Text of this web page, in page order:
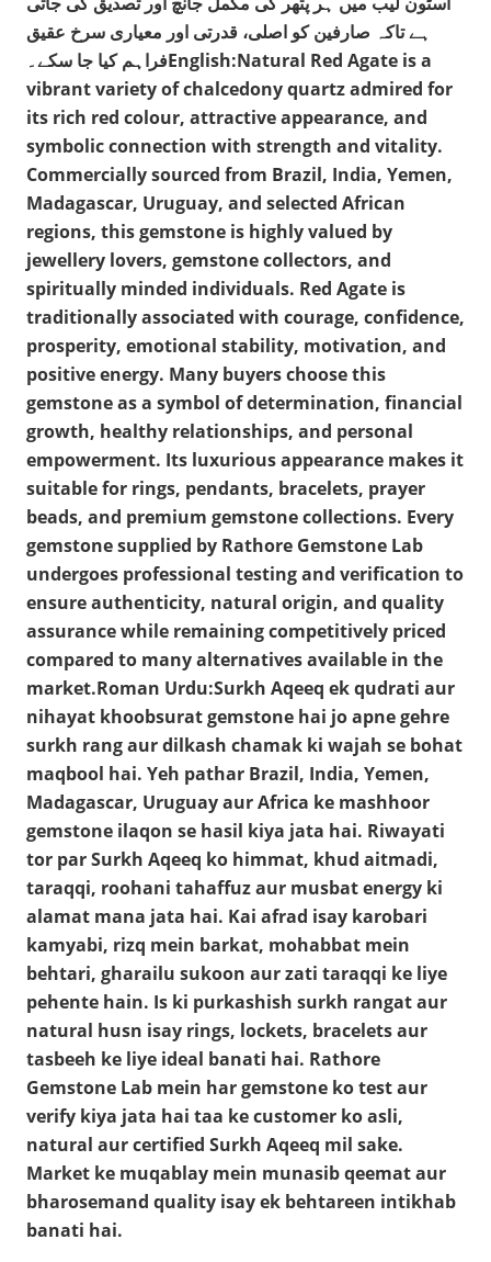
ہے تاکہ صارفین کو اصلی، قدرتی اور معیاری سرخ عقیق
فراہم کیا جا سکے۔English:Natural Red Agate is a
vibrant variety of chalcedony quartz admired for
its rich red colour, attractive appearance, and
symbolic connection with strength and vitality.
Commercially sourced from Brazil, India, Yemen,
Madagascar, Uruguay, and selected African
regions, this gemstone is highly valued by
jewellery lovers, gemstone collectors, and
spiritually minded individuals. Red Agate is
traditionally associated with courage, confidence,
prosperity, emotional stability, motivation, and
positive energy. Many buyers choose this
gemstone as a symbol of determination, financial
growth, healthy relationships, and personal
empowerment. Its luxurious appearance makes it
suitable for rings, pendants, bracelets, prayer
beads, and premium gemstone collections. Every
gemstone supplied by Rathore Gemstone Lab
undergoes professional testing and verification to
ensure authenticity, natural origin, and quality
assurance while remaining competitively priced
compared to many alternatives available in the
market.Roman Urdu:Surkh Aqeeq ek qudrati aur
nihayat khoobsurat gemstone hai jo apne gehre
surkh rang aur dilkash chamak ki wajah se bohat
maqbool hai. Yeh pathar Brazil, India, Yemen,
Madagascar, Uruguay aur Africa ke mashhoor
gemstone ilaqon se hasil kiya jata hai. Riwayati
tor par Surkh Aqeeq ko himmat, khud aitmadi,
taraqqi, roohani tahaffuz aur musbat energy ki
alamat mana jata hai. Kai afrad isay karobari
kamyabi, rizq mein barkat, mohabbat mein
behtari, gharailu sukoon aur zati taraqqi ke liye
pehente hain. Is ki purkashish surkh rangat aur
natural husn isay rings, lockets, bracelets aur
tasbeeh ke liye ideal banati hai. Rathore
Gemstone Lab mein har gemstone ko test aur
verify kiya jata hai taa ke customer ko asli,
natural aur certified Surkh Aqeeq mil sake.
Market ke muqablay mein munasib qeemat aur
bharosemand quality isay ek behtareen intikhab
banati hai.